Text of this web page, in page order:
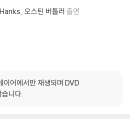
오스틴 버틀러 출연
이어에서만 재생되며 DVD
니다.